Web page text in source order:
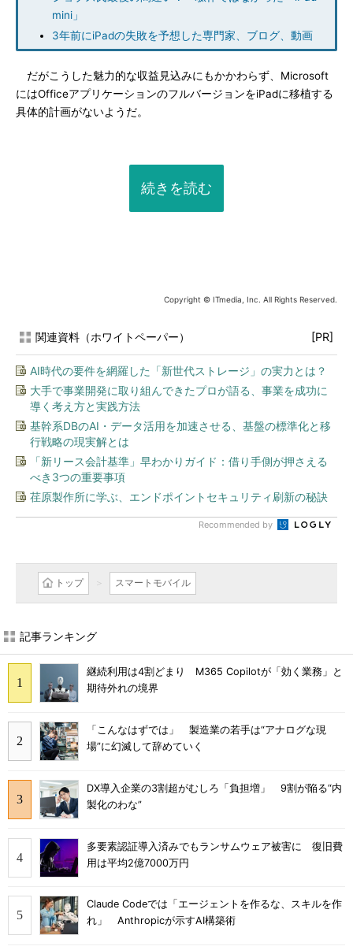
mini」
3年前にiPadの失敗を予想した専門家、ブログ、動画
だがこうした魅力的な収益見込みにもかかわらず、Microsoft
にはOfficeアプリケーションのフルバージョンをiPadに移植する
具体的計画がないようだ。
続きを読む
Copyright © ITmedia, Inc. All Rights Reserved.
関連資料（ホワイトペーパー） [PR]
AI時代の要件を網羅した「新世代ストレージ」の実力とは？
大手で事業開発に取り組んできたプロが語る、事業を成功に
導く考え方と実践方法
基幹系DBのAI・データ活用を加速させる、基盤の標準化と移
行戦略の現実解とは
「新リース会計基準」早わかりガイド：借り手側が押さえる
べき3つの重要事項
荏原製作所に学ぶ、エンドポイントセキュリティ刷新の秘訣
Recommended by
トップ スマートモバイル
記事ランキング
継続利用は4割どまり M365 Copilotが「効く業務」と
期待外れの境界
「こんなはずでは」 製造業の若手は“アナログな現
場”に幻滅して辞めていく
DX導入企業の3割超がむしろ「負担増」 9割が陥る“内
製化のわな”
多要素認証導入済みでもランサムウェア被害に 復旧費
用は平均2億7000万円
Claude Codeでは「エージェントを作るな、スキルを作
れ」 Anthropicが示すAI構築術